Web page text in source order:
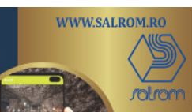
cibernetica avertizeaza ca dezvoltarea
artificiale ar putea depași capacitatea
World Records. Recordul mondial
de la Nibiru
a fost stabilit in aceasta seara pe
transformand o promisiune din mediul